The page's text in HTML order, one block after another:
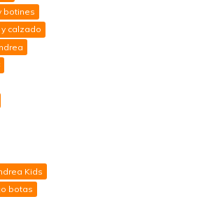
botines
calzado
Kids
botas